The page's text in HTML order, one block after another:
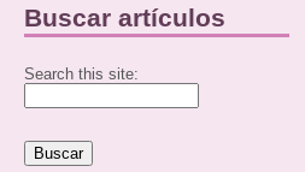
Buscar artículos
Search this site: